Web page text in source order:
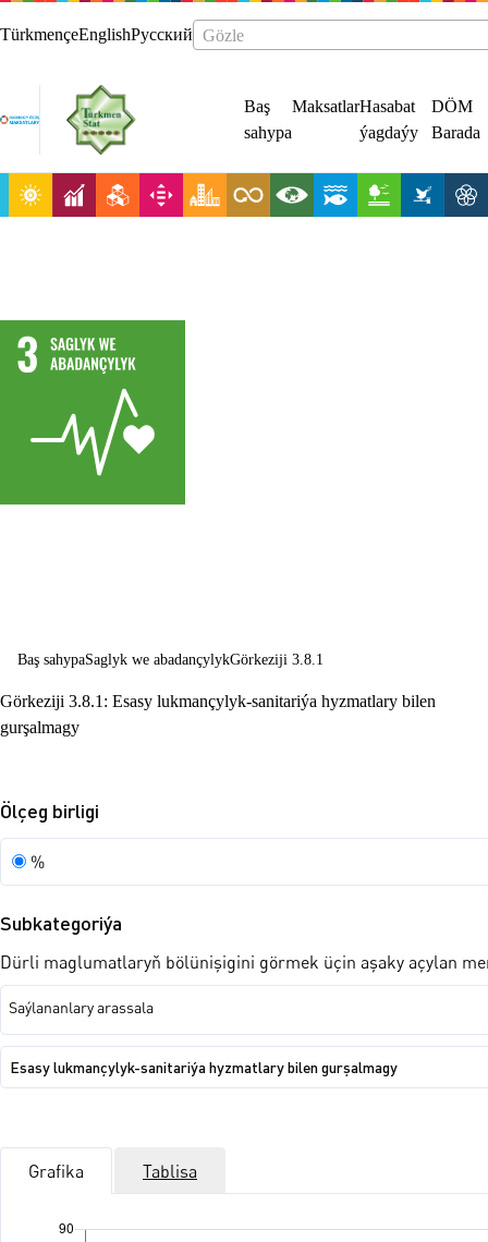
TürkmençeEnglishРусский Gözle
Baş
sahypa
MaksatlarHasabat
ýagdaýy
DÖM
Barada
Baş sahypaSaglyk we abadançylykGörkeziji 3.8.1
Görkeziji 3.8.1: Esasy lukmançylyk-sanitariýa hyzmatlary bilen
gurşalmagy